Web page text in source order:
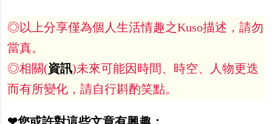
◎以上分享僅為個人生活情趣之Kuso描述，請勿
當真。
◎相關(資訊)未來可能因時間、時空、人物更迭
而有所變化，請自行斟酌笑點。